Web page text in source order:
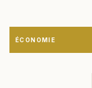
ÉCONOMIE